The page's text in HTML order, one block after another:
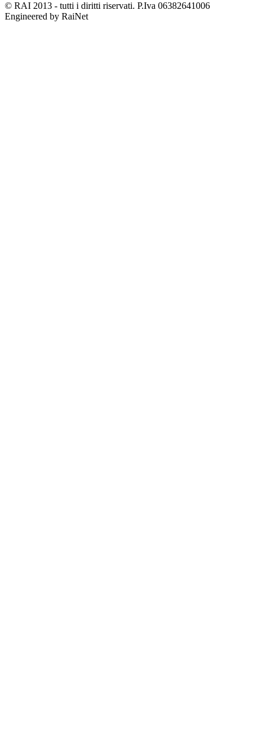
© RAI 2013 - tutti i diritti riservati. P.Iva 06382641006
Engineered by RaiNet